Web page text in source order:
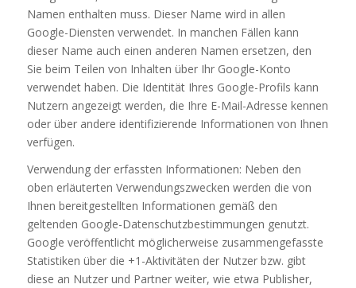
Namen enthalten muss. Dieser Name wird in allen
Google-Diensten verwendet. In manchen Fällen kann
dieser Name auch einen anderen Namen ersetzen, den
Sie beim Teilen von Inhalten über Ihr Google-Konto
verwendet haben. Die Identität Ihres Google-Profils kann
Nutzern angezeigt werden, die Ihre E-Mail-Adresse kennen
oder über andere identifizierende Informationen von Ihnen
verfügen.
Verwendung der erfassten Informationen: Neben den
oben erläuterten Verwendungszwecken werden die von
Ihnen bereitgestellten Informationen gemäß den
geltenden Google-Datenschutzbestimmungen genutzt.
Google veröffentlicht möglicherweise zusammengefasste
Statistiken über die +1-Aktivitäten der Nutzer bzw. gibt
diese an Nutzer und Partner weiter, wie etwa Publisher,